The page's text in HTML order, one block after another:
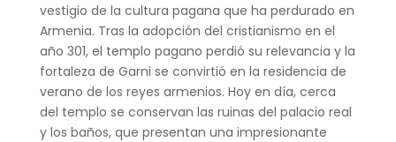
vestigio de la cultura pagana que ha perdurado en
Armenia. Tras la adopción del cristianismo en el
año 301, el templo pagano perdió su relevancia y la
fortaleza de Garni se convirtió en la residencia de
verano de los reyes armenios. Hoy en día, cerca
del templo se conservan las ruinas del palacio real
y los baños, que presentan una impresionante